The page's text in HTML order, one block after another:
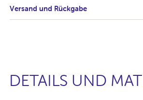
Versand und Rückgabe
DETAILS UND